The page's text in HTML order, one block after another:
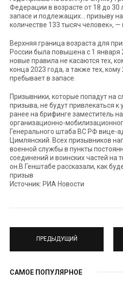
Федерации в возрасте от 18 до
запасе и подлежащих… призыву
количестве 133 тысяч человек», —
Верхняя граница возраста для
России была повышена с 1 января
новые правила не касаются тех,
конца 2023 года, а также тех,
пребывает в запасе.
Призывники, которые попадут на
призыва, не будут привлекаться
ранее на брифинге заместитель
организационно-
Генерального штаба ВС РФ вице-
Цимлянский. Всех призывников
военной службы в пункты
соединений и воинских частей на
он.В Генштабе рассказали, как
призыв
Источник: РИА Новости
ПРЕДЫДУЩИЙ
САМОЕ ПОПУЛЯРНОЕ